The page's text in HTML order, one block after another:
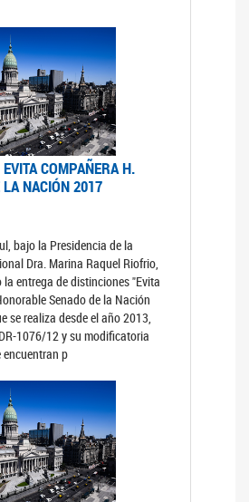
COMPAÑERA H.
LA NACIÓN 2017
bajo la Presidencia de la
Dra. Marina Raquel Riofrio,
la entrega de distinciones "Evita
Senado de la Nación
se realiza desde el año 2013,
1076/12 y su modificatoria
encuentran p